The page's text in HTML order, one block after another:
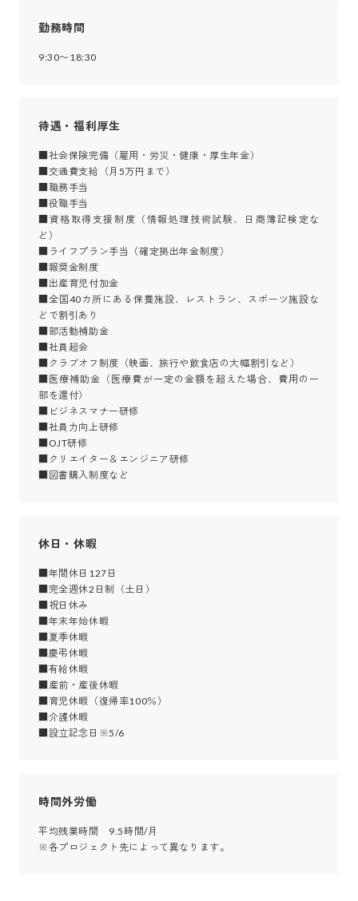
勤務時間
9:30〜18:30
待遇・福利厚生
■社会保険完備（雇用・労災・健康・厚生年金）
■交通費支給（月5万円まで）
■職務手当
■役職手当
■資格取得支援制度（情報処理技術試験、日商簿記検定な
ど）
■ライフプラン手当（確定拠出年金制度）
■報奨金制度
■出産育児付加金
■全国40カ所にある保養施設、レストラン、スポーツ施設な
どで割引あり
■部活動補助金
■社員超会
■クラブオフ制度（映画、旅行や飲食店の大幅割引など）
■医療補助金（医療費が一定の金額を超えた場合、費用の一
部を還付）
■ビジネスマナー研修
■社員力向上研修
■OJT研修
■クリエイター＆エンジニア研修
■図書購入制度など
休日・休暇
■年間休日127日
■完全週休2日制（土日）
■祝日休み
■年末年始休暇
■夏季休暇
■慶弔休暇
■有給休暇
■産前・産後休暇
■育児休暇（復帰率100％）
■介護休暇
■設立記念日※5/6
時間外労働
平均残業時間　9.5時間/月
※各プロジェクト先によって異なります。